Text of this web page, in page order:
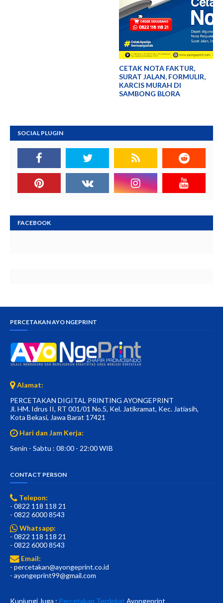
CETAK NOTA FAKTUR,
SURAT JALAN, FORMULIR,
KARCIS MURAH DI
SAMBONG BLORA
SOCIAL PLUGIN
FACEBOOK
PERCETAKAN AYO NGEPRINT
Alamat:
PERCETAKAN DIGITAL PRINTING AYONGEPRINT
Jl. HM. Idrus II, RT 001/01 No.5, Kel. Jatikramat, Kec. Jatiasih,
Kota Bekasi, Jawa Barat 17421
Hari dan Jam Kerja:
Senin - Sabtu : 08:00 - 22:00 WIB
CONTACT PERSON
Telepon:
- 0822 118 118 21
- 0822 6000 8543
Whatsapp:
- 0822 118 118 21
- 0822 6000 8543
Email:
- percetakan@ayongeprint.co.id
- ayongeprint99@gmail.com
Kunjungi Juga : Percetakan Terdekat Ayongeprint